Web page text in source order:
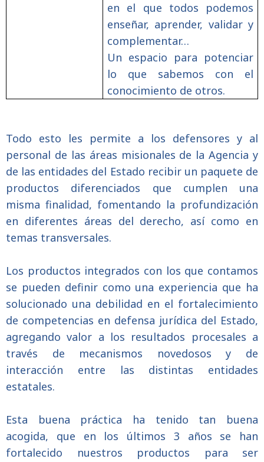
en el que todos podemos
enseñar, aprender, validar y
complementar…
Un espacio para potenciar
lo que sabemos con el
conocimiento de otros.
Todo esto les permite a los defensores y al
personal de las áreas misionales de la Agencia y
de las entidades del Estado recibir un paquete de
productos diferenciados que cumplen una
misma finalidad, fomentando la profundización
en diferentes áreas del derecho, así como en
temas transversales.
Los productos integrados con los que contamos
se pueden definir como una experiencia que ha
solucionado una debilidad en el fortalecimiento
de competencias en defensa jurídica del Estado,
agregando valor a los resultados procesales a
través de mecanismos novedosos y de
interacción entre las distintas entidades
estatales.
Esta buena práctica ha tenido tan buena
acogida, que en los últimos 3 años se han
fortalecido nuestros productos para ser